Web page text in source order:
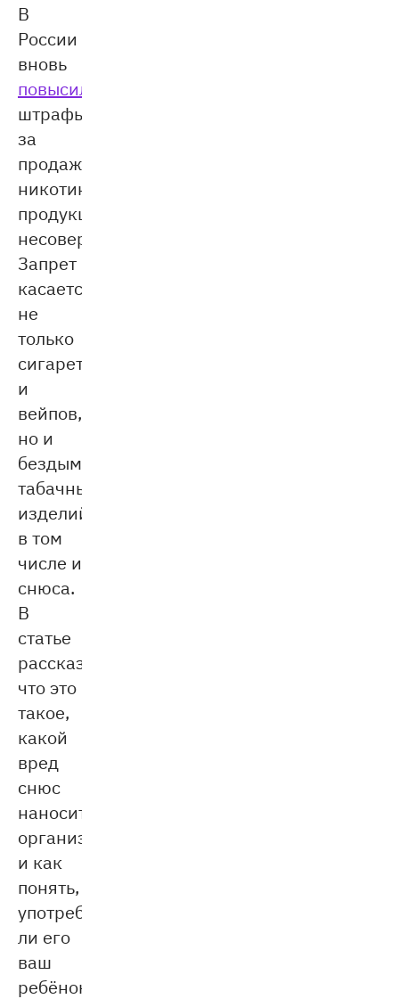
В
России
вновь
повысили
штрафы
за
продажу
никотиносодержащей
продукции
несовершеннолетним.
Запрет
касается
не
только
сигарет
и
вейпов,
но и
бездымных
табачный
изделий,
в том
числе и
снюса.
В
статье
рассказываем,
что это
такое,
какой
вред
снюс
наносит
организму
и как
понять,
употребляет
ли его
ваш
ребёнок.